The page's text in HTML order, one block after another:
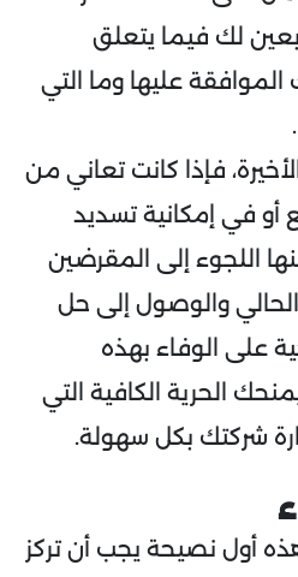
لك فيما يتعلق
عليها وما التي
فإذا كانت تعاني من
في إمكانية تسديد
اللجوء إلى المقرضين
والوصول إلى حل
على الوفاء بهذه
الحرية الكافية التي
شركتك بكل سهولة.
أول نصيحة يجب أن تركز